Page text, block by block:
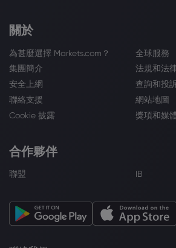
關於
為甚麼選擇 Markets.com？
全球服務
集團簡介
法規和法
安全上網
查詢和投
聯絡支援
網站地圖
Cookie 披露
獎項和媒
合作夥伴
聯盟 IB